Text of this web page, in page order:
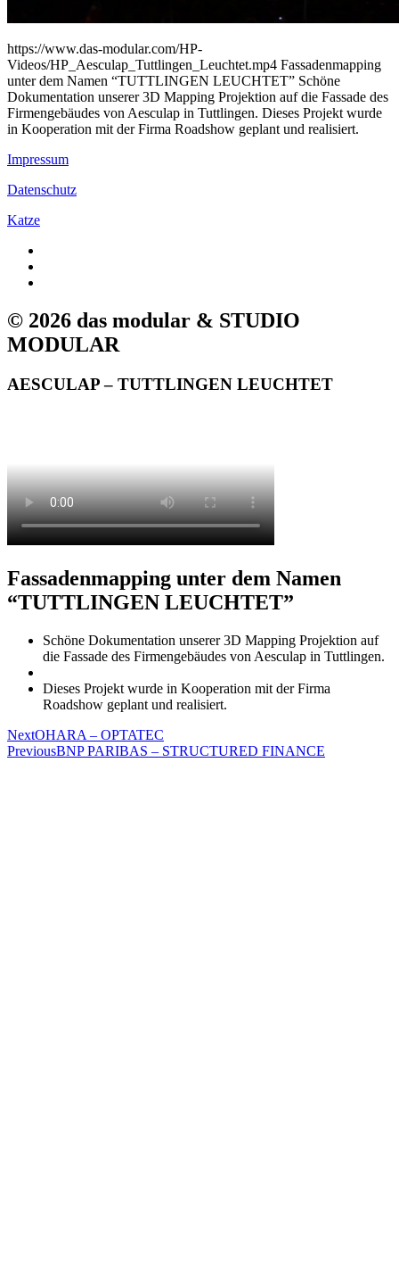
https://www.das-modular.com/HP-
Videos/HP_Aesculap_Tuttlingen_Leuchtet.mp4 Fassadenmapping
unter dem Namen “TUTTLINGEN LEUCHTET” Schöne
Dokumentation unserer 3D Mapping Projektion auf die Fassade des
Firmengebäudes von Aesculap in Tuttlingen. Dieses Projekt wurde
in Kooperation mit der Firma Roadshow geplant und realisiert.
Impressum
Datenschutz
Katze
© 2026 das modular & STUDIO
MODULAR
AESCULAP – TUTTLINGEN LEUCHTET
Fassadenmapping unter dem Namen
“TUTTLINGEN LEUCHTET”
Schöne Dokumentation unserer 3D Mapping Projektion auf
die Fassade des Firmengebäudes von Aesculap in Tuttlingen.
Dieses Projekt wurde in Kooperation mit der Firma
Roadshow geplant und realisiert.
NextOHARA – OPTATEC
PreviousBNP PARIBAS – STRUCTURED FINANCE